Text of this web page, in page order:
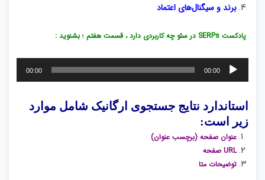
برند و سیگنال‌های اعتماد
پادکست SERPs در سئو چه کاربردی دارد ، قسمت هفتم ؛ بشنوید :
پخش‌کننده
صوت
00:00
00:00
استاندارد نتایج جستجوی ارگانیک شامل موارد
زیر است:
عنوان صفحه (برچسب عنوان)
URL صفحه
توضیحات متا